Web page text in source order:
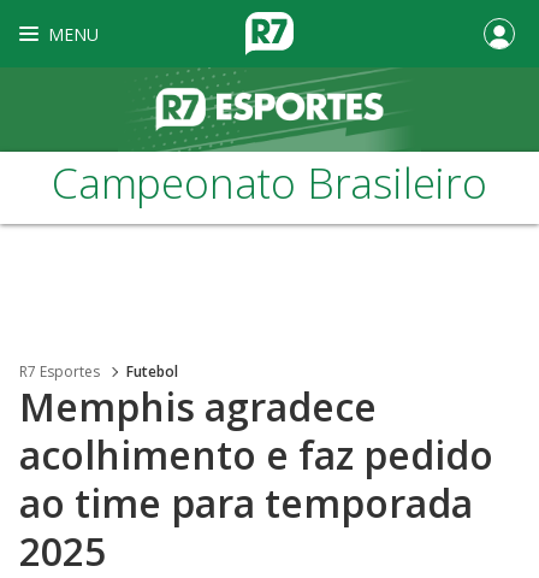
MENU
Campeonato Brasileiro
R7 Esportes Futebol
Memphis agradece
acolhimento e faz pedido
ao time para temporada
2025